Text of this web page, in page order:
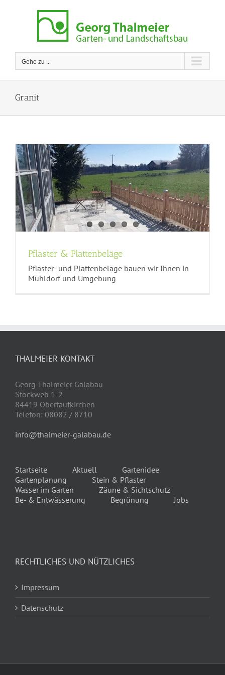
Gehe zu ...
Granit
Pflaster & Plattenbeläge
Pflaster- und Plattenbeläge bauen wir Ihnen in
Mühldorf und Umgebung
THALMEIER KONTAKT
Georg Thalmeier Galabau
Stockweb 1-2
84419 Obertaufkirchen
Telefon: 08082 / 8710
info@thalmeier-galabau.de
Startseite Aktuell
Gartenidee
Gartenplanung
Stein & Pflaster
Wasser im Garten
Zäune & Sichtschutz
Be- & Entwässerung
Begrünung Jobs
RECHTLICHES UND NÜTZLICHES
Impressum
Datenschutz